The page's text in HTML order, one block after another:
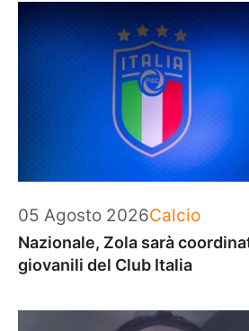
05 Agosto 2026Categorie
Calcio
Nazionale, Zola sarà
giovanili del Club Italia